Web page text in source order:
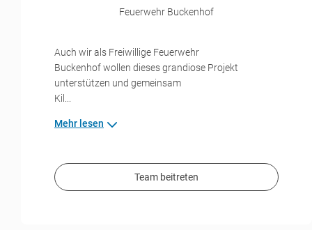
Feuerwehr Buckenhof
Auch wir als Freiwillige Feuerwehr
Buckenhof wollen dieses grandiose Projekt
unterstützen und gemeinsam
Kil...
Mehr lesen
Team beitreten